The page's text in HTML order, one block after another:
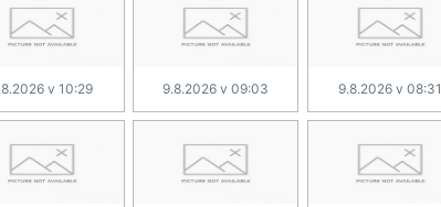
v 10:29 9.8.2026 v 09:03 9.8.2026 v 08:31